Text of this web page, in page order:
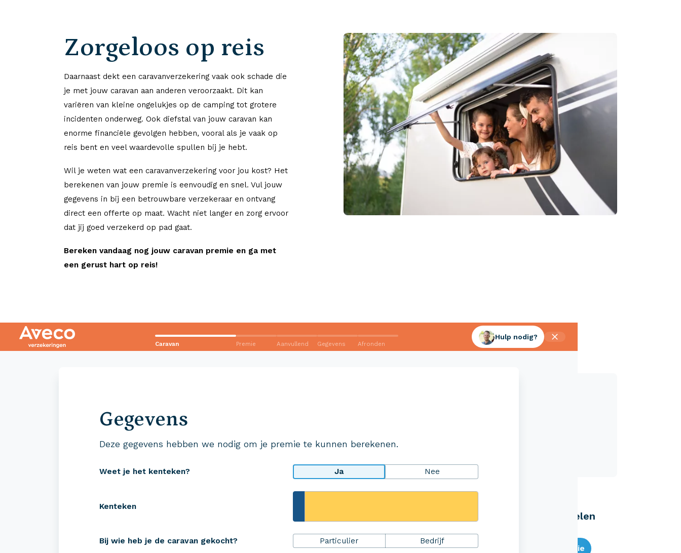
Zorgeloos op reis
Daarnaast dekt een caravanverzekering vaak ook schade die
je met jouw caravan aan anderen veroorzaakt. Dit kan
variëren van kleine ongelukjes op de camping tot grotere
incidenten onderweg. Ook diefstal van jouw caravan kan
enorme financiële gevolgen hebben, vooral als je vaak op
reis bent en veel waardevolle spullen bij je hebt.
Wil je weten wat een caravanverzekering voor jou kost? Het
berekenen van jouw premie is eenvoudig en snel. Vul jouw
gegevens in bij een betrouwbare verzekeraar en ontvang
direct een offerte op maat. Wacht niet langer en zorg ervoor
dat jij goed verzekerd op pad gaat.
Bereken vandaag nog jouw caravan premie en ga met
een gerust hart op reis!
Caravan Premie Aanvullend Gegevens Afronden
Hulp nodig?
Gegevens
Deze gegevens hebben we nodig om je premie te kunnen berekenen.
Weet je het kenteken? Ja Nee
Kenteken
Bij wie heb je de caravan gekocht? Particulier Bedrijf
Wij staan voor je klaar!
zeggen
Camper verzekeren Camper ZekerheidsPakket Over ons
Eenvoudig zelf regelen
Bereken je premie